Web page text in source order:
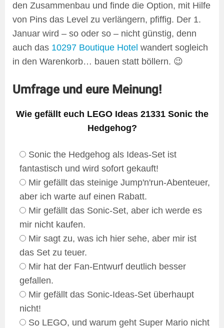
den Zusammenbau und finde die Option, mit Hilfe
von Pins das Level zu verlängern, pfiffig. Der 1.
Januar wird – so oder so – nicht günstig, denn
auch das 10297 Boutique Hotel wandert sogleich
in den Warenkorb… bauen statt böllern. 😉
Umfrage und eure Meinung!
Wie gefällt euch LEGO Ideas 21331 Sonic the
Hedgehog?
Sonic the Hedgehog als Ideas-Set ist
fantastisch und wird sofort gekauft!
Mir gefällt das steinige Jump'n'run-Abenteuer,
aber ich warte auf einen Rabatt.
Mir gefällt das Sonic-Set, aber ich werde es
mir nicht kaufen.
Mir sagt zu, was ich hier sehe, aber mir ist
das Set zu teuer.
Mir hat der Fan-Entwurf deutlich besser
gefallen.
Mir gefällt das Sonic-Ideas-Set überhaupt
nicht!
So LEGO, und warum geht Super Mario nicht